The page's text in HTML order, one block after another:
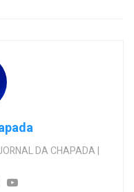
DA CHAPADA |